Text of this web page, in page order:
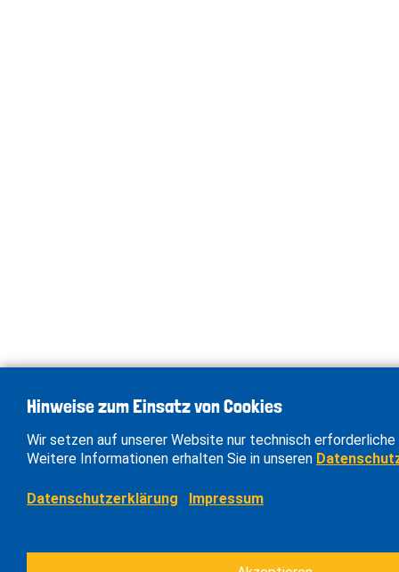
Hinweise zum Einsatz von Cookies
Wir setzen auf unserer Website nur technisch erforderliche
Weitere Informationen erhalten Sie in unseren
Datenschutzerklärung Impressum